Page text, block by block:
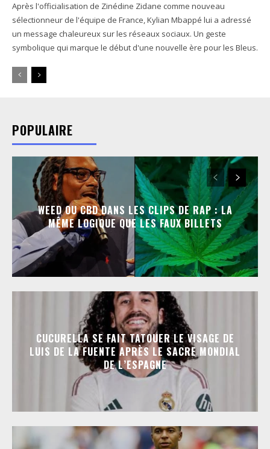
Après l'officialisation de Zinédine Zidane comme nouveau
sélectionneur de l'équipe de France, Kylian Mbappé lui a adressé
un message chaleureux sur les réseaux sociaux. Un geste
symbolique qui marque le début d'une nouvelle ère pour les Bleus.
POPULAIRE
WEED OU CBD DANS LES CLIPS DE RAP : LA
MÊME LOGIQUE QUE LES FAUX BILLETS
CUCURELLA SE FAIT TATOUER LE VISAGE DE
LUIS DE LA FUENTE APRÈS LE SACRE MONDIAL
DE L’ESPAGNE